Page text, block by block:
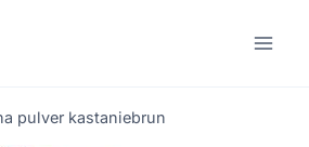
pulver kastaniebrun